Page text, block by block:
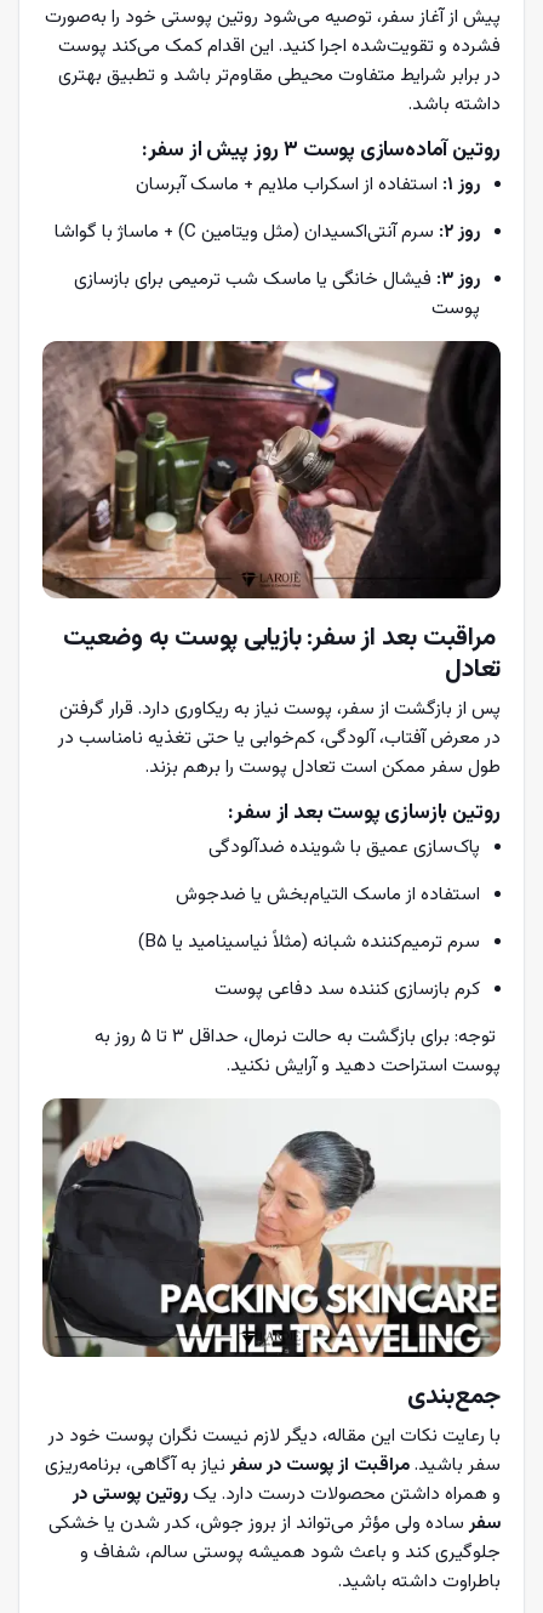
پیش از آغاز سفر، توصیه می‌شود روتین پوستی خود را به‌صورت
فشرده و تقویت‌شده اجرا کنید. این اقدام کمک می‌کند پوست
در برابر شرایط متفاوت محیطی مقاوم‌تر باشد و تطبیق بهتری
داشته باشد.
روتین آماده‌سازی پوست ۳ روز پیش از سفر:
روز 1:
استفاده از اسکراب ملایم + ماسک آبرسان
روز 2:
سرم آنتی‌اکسیدان (مثل ویتامین C) + ماساژ با گواشا
روز 3:
فیشال خانگی یا ماسک شب ترمیمی برای بازسازی
پوست
مراقبت بعد از سفر: بازیابی پوست به وضعیت
تعادل
پس از بازگشت از سفر، پوست نیاز به ریکاوری دارد. قرار گرفتن
در معرض آفتاب، آلودگی، کم‌خوابی یا حتی تغذیه نامناسب در
طول سفر ممکن است تعادل پوست را برهم بزند.
روتین بازسازی پوست بعد از سفر:
پاک‌سازی عمیق با شوینده ضدآلودگی
استفاده از ماسک التیام‌بخش یا ضدجوش
سرم ترمیم‌کننده شبانه (مثلاً نیاسینامید یا B5)
کرم بازسازی کننده سد دفاعی پوست
توجه: برای بازگشت به حالت نرمال، حداقل ۳ تا ۵ روز به
پوست استراحت دهید و آرایش نکنید.
جمع‌بندی
با رعایت نکات این مقاله، دیگر لازم نیست نگران پوست خود در
سفر باشید.مراقبت از پوست در سفرنیاز به آگاهی، برنامه‌ریزی
و همراه داشتن محصولات درست دارد. یکروتین پوستی در
سفرساده ولی مؤثر می‌تواند از بروز جوش، کدر شدن یا خشکی
جلوگیری کند و باعث شود همیشه پوستی سالم، شفاف و
باطراوت داشته باشید.